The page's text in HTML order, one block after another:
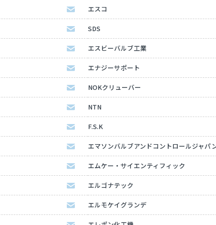
エスコ
SDS
エスビーバルブ工業
エナジーサポート
NOKクリューバー
NTN
F.S.K
エマソンバルブアンドコントロールジャパ
エムケー・サイエンティフィック
エルゴナテック
エルモケイグランデ